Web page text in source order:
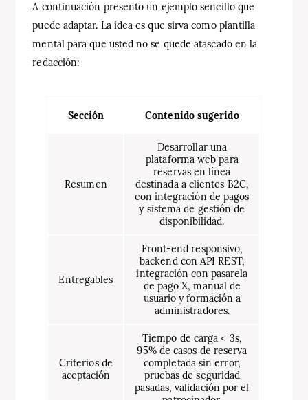
A continuación presento un ejemplo sencillo que
puede adaptar. La idea es que sirva como plantilla
mental para que usted no se quede atascado en la
redacción:
Sección Contenido sugerido
Resumen
Desarrollar una
plataforma web para
reservas en línea
destinada a clientes B2C,
con integración de pagos
y sistema de gestión de
disponibilidad.
Entregables
Front-end responsivo,
backend con API REST,
integración con pasarela
de pago X, manual de
usuario y formación a
administradores.
Criterios de
aceptación
Tiempo de carga < 3s,
95% de casos de reserva
completada sin error,
pruebas de seguridad
pasadas, validación por el